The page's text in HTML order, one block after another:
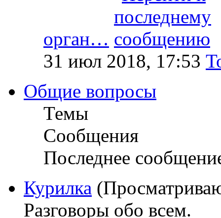
орган…
31 июл 2018, 17:53
Общие вопросы
Темы
Сообщения
Последнее
Курилка
Разговоры обо всем.